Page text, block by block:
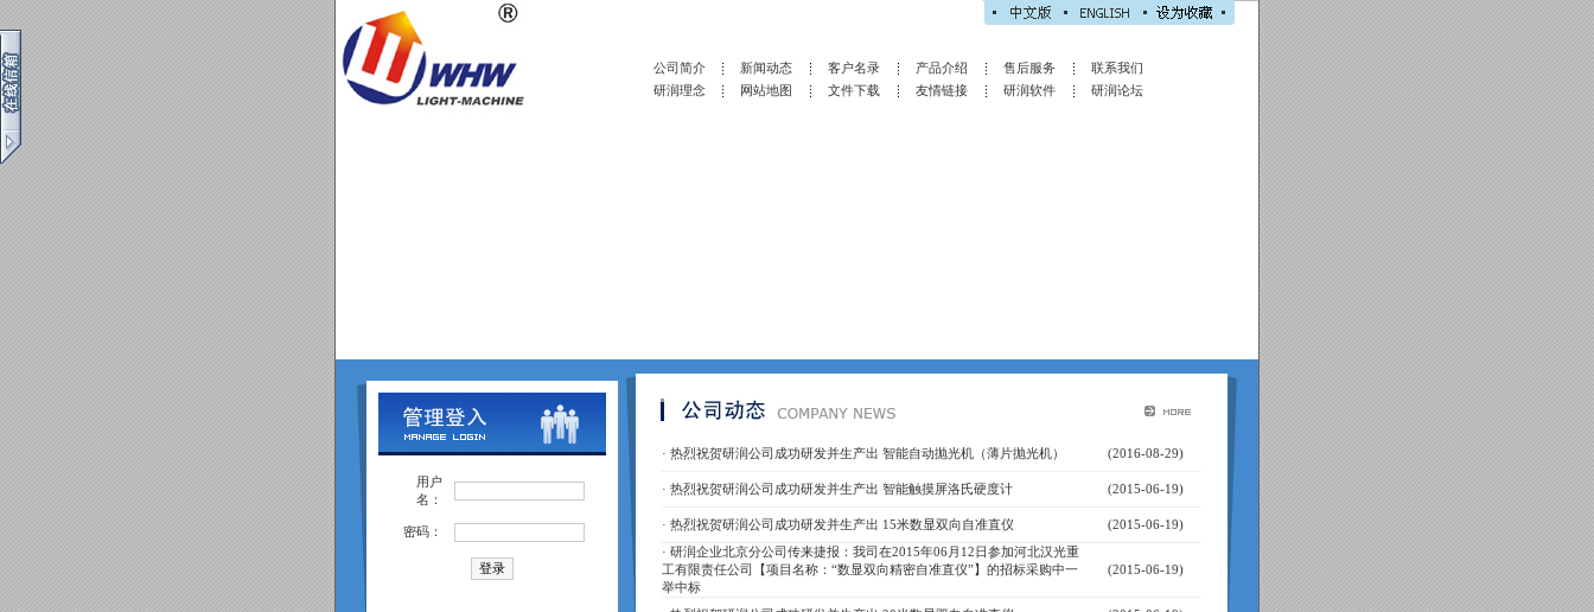
公司简介 新闻动态 客户名录 产品介绍 售后服务
联系我们
研润理念
网站地图 文件下载 友情链接 研润软件 研润论坛
用户
名：
密码：
· 热烈祝贺研润公司成功研发并生产出 智能自动抛光机（薄片抛光机） (2016-08-29)
· 热烈祝贺研润公司成功研发并生产出 智能触摸屏洛氏硬度计 (2015-06-19)
· 热烈祝贺研润公司成功研发并生产出 15米数显双向自准直仪
(2015-06-19)
· 研润企业北京分公司传来捷报：我司在2015年06月12日参加河北汉光重
工有限责任公司【项目名称：“数显双向精密自准直仪”】的招标采购中一
举中标
(2015-06-19)